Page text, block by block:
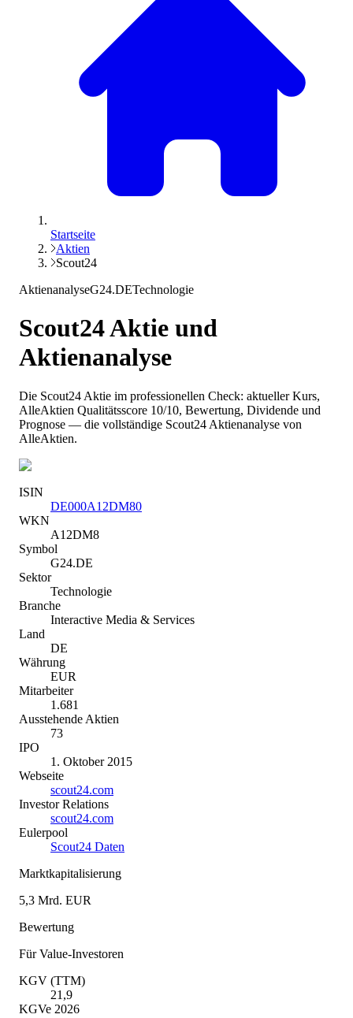
Startseite
Aktien
Scout24
AktienanalyseG24.DETechnologie
Scout24Aktie und
Aktienanalyse
Die Scout24 Aktie im professionellen Check: aktueller Kurs,
AlleAktien Qualitätsscore 10/10, Bewertung, Dividende und
Prognose — die vollständige Scout24 Aktienanalyse von
AlleAktien.
ISIN
DE000A12DM80
WKN
A12DM8
Symbol
G24.DE
Sektor
Technologie
Branche
Interactive Media & Services
Land
DE
Währung
EUR
Mitarbeiter
1.681
Ausstehende Aktien
73
IPO
1. Oktober 2015
Webseite
scout24.com
Investor Relations
scout24.com
Eulerpool
Scout24 Daten
Marktkapitalisierung
5,3 Mrd. EUR
Bewertung
Für Value-Investoren
KGV (TTM)
21,9
KGVe 2026